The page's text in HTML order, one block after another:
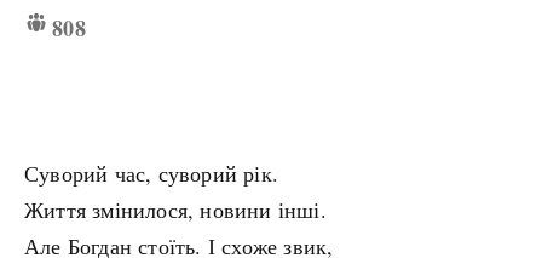
808
Суворий час, суворий рік.
Життя змінилося, новини інші.
Але Богдан стоїть. І схоже звик,